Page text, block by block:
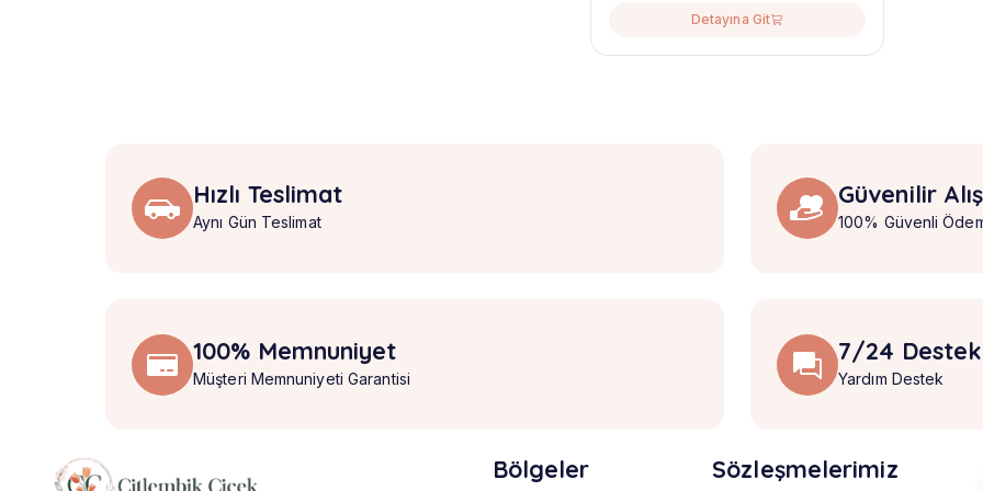
Detayına Git
Hızlı Teslimat
Aynı Gün Teslimat
Güvenilir
100% Güvenli
100% Memnuniyet
Müşteri Memnuniyeti Garantisi
7/24 Destek
Yardım Destek
Bölgeler Sözleşmelerimiz